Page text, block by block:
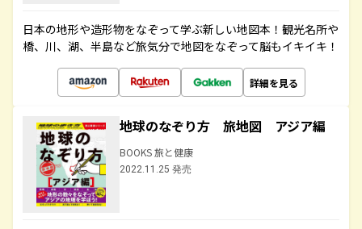
日本の地形や造形物をなぞって学ぶ新しい地図本！観光名所や
橋、川、湖、半島など旅気分で地図をなぞって脳もイキイキ！
詳細を見る
地球のなぞり方 旅地図 アジア編
BOOKS 旅と健康
2022.11.25 発売